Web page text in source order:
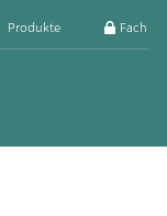
Produkte Fachkreis